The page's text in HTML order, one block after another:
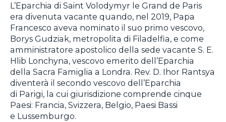
L’Eparchia di Saint Volodymyr le Grand de Paris
era divenuta vacante quando, nel 2019, Papa
Francesco aveva nominato il suo primo vescovo,
Borys Gudziak, metropolita di Filadelfia, e come
amministratore apostolico della sede vacante S. E.
Hlib Lonchyna, vescovo emerito dell’Eparchia
della Sacra Famiglia a Londra. Rev. D. Ihor Rantsya
diventerà il secondo vescovo dell’Eparchia
di Parigi, la cui giurisdizione comprende cinque
Paesi: Francia, Svizzera, Belgio, Paesi Bassi
e Lussemburgo.